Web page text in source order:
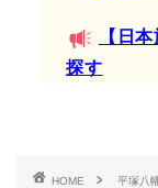
【日
探す
HOME 平塚八